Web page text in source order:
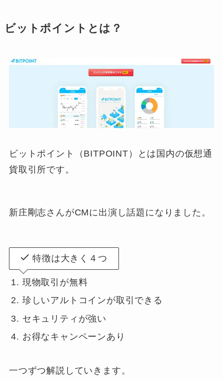
ビットポイントとは？
ビットポイント（BITPOINT）とは国内の仮想通
貨取引所です。
新庄剛志さんがCMに出演し話題になりました。
特徴は大きく４つ
現物取引が無料
珍しいアルトコインが取引できる
セキュリティが強い
お得なキャンペーンあり
一つずつ解説していきます。